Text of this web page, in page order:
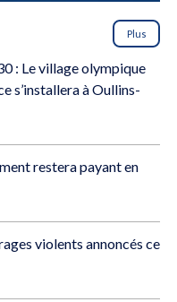
Plus
: Le village olympique
s’installera à Oullins-
restera payant en
violents annoncés ce